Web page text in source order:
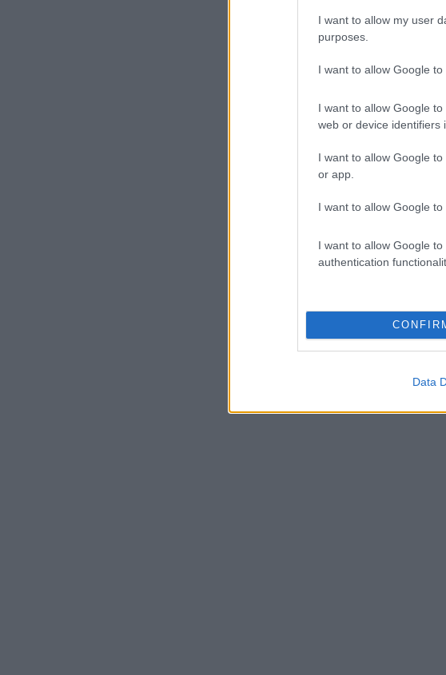
I want to allow my user
purposes.
I want to allow Google
I want to allow Google
web or device identifiers
I want to allow Google
or app.
I want to allow Google
I want to allow Google
authentication
Data